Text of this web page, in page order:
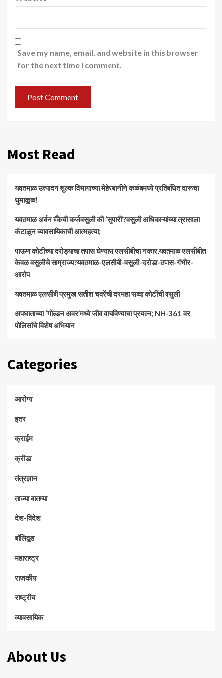
Save my name, email, and website in this browser
for the next time I comment.
Most Read
यवतमाळ उत्पादन शुल्क विभागाच्या मेहेरबानीने कळंबमध्ये प्रतिबंधित दारूचा
धुमाकूळ!
​यवतमाळ अर्बन बँकेची कर्जवसुली की ‘सुपारी’?वसुली अधिकाऱ्यांच्या त्रासाला
कंटाळून व्यावसायिकाची आत्महत्या;
पाऊण कोटीच्या दरोड्याचा तपास घेण्यास एलसीबीचा नकार,यवतमाळ एलसीबीत
केवळ वसुलीचे साम्राज्य?यवतमाळ-एलसीबी-वसुली-दरोडा-तपास-गंभीर-
आरोप
यवतमाळ एलसीबी प्रमुख सतीश चवरेंची दरमहा सव्वा कोटींची वसुली
अपघाताच्या ‘गोल्डन अवर’मध्ये जीव वाचविण्याचा प्रयत्न; NH-361 वर
पोलिसांचे विशेष अभियान
Categories
आरोग्य
इतर
क्राईम
क्रीडा
तंत्रज्ञान
ताज्या बातम्या
देश-विदेश
बॉलिवूड
महाराष्ट्र
राजकीय
राष्ट्रीय
व्यावसायिक
About Us